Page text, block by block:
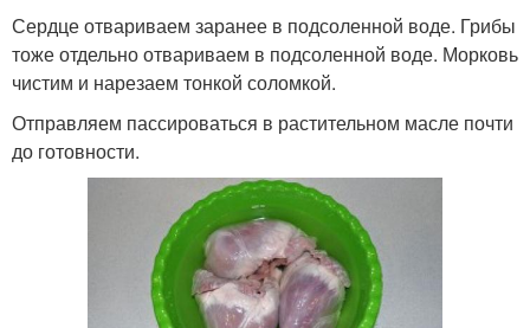
Сердце отвариваем заранее в подсоленной воде. Грибы
тоже отдельно отвариваем в подсоленной воде. Морковь
чистим и нарезаем тонкой соломкой.
Отправляем пассироваться в растительном масле почти
до готовности.